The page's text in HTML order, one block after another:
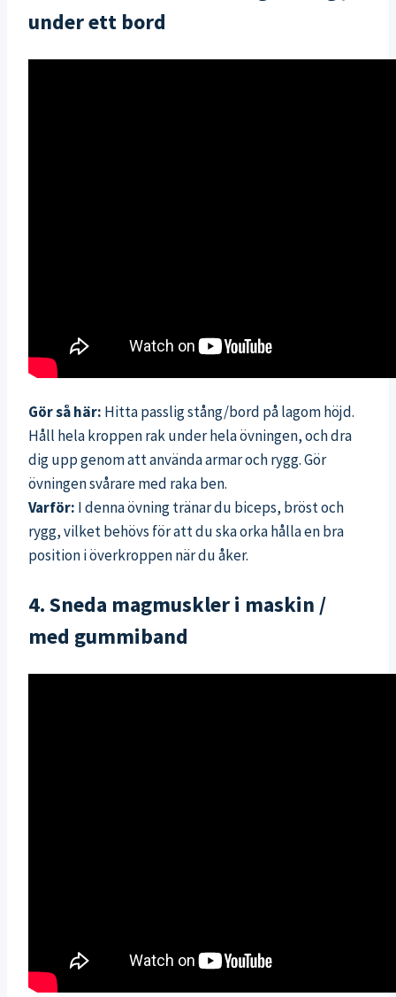
under ett bord
Gör så här: Hitta passlig stång/bord på lagom höjd.
Håll hela kroppen rak under hela övningen, och dra
dig upp genom att använda armar och rygg. Gör
övningen svårare med raka ben.
Varför: I denna övning tränar du biceps, bröst och
rygg, vilket behövs för att du ska orka hålla en bra
position i överkroppen när du åker.
4. Sneda magmuskler i maskin /
med gummiband